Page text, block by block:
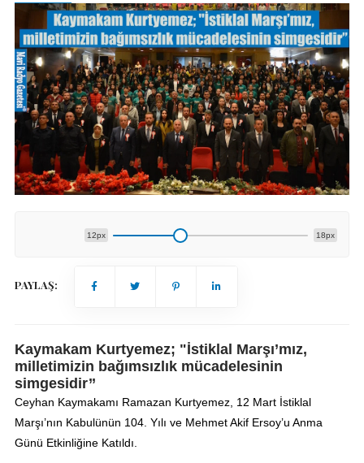
12px 18px
PAYLAŞ:
Kaymakam Kurtyemez; "İstiklal Marşı’mız,
milletimizin bağımsızlık mücadelesinin
simgesidir’’
Ceyhan Kaymakamı Ramazan Kurtyemez, 12 Mart İstiklal
Marşı’nın Kabulünün 104. Yılı ve Mehmet Akif Ersoy’u Anma
Günü Etkinliğine Katıldı.